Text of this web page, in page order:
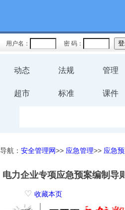
用户名： 密 码：
动态 法规 管理
超市 标准 课件
导航： 安全管理网>> 应急管理>> 应急
电力企业专项应急预案编制导
♡ 收藏本页